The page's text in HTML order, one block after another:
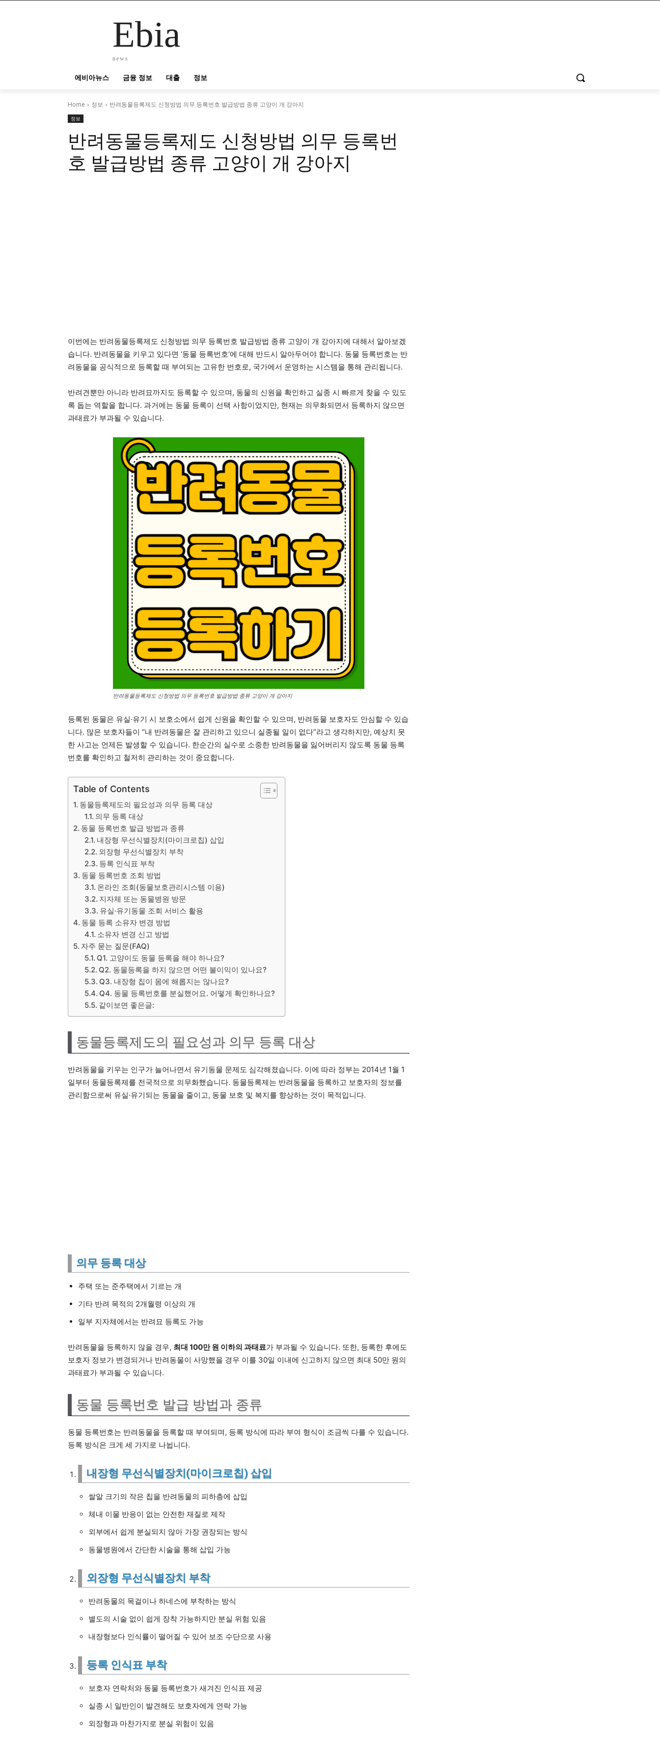
Ebia
news
에비아뉴스 금융 정보 대출 정보
Home 정보 반려동물등록제도 신청방법 의무 등록번호 발급방법 종류 고양이 개 강아지
정보
반려동물등록제도 신청방법 의무 등록번
호 발급방법 종류 고양이 개 강아지
이번에는 반려동물등록제도 신청방법 의무 등록번호 발급방법 종류 고양이 개 강아지에 대해서 알아보겠
습니다. 반려동물을 키우고 있다면 ‘동물 등록번호’에 대해 반드시 알아두어야 합니다. 동물 등록번호는 반
려동물을 공식적으로 등록할 때 부여되는 고유한 번호로, 국가에서 운영하는 시스템을 통해 관리됩니다.
반려견뿐만 아니라 반려묘까지도 등록할 수 있으며, 동물의 신원을 확인하고 실종 시 빠르게 찾을 수 있도
록 돕는 역할을 합니다. 과거에는 동물 등록이 선택 사항이었지만, 현재는 의무화되면서 등록하지 않으면
과태료가 부과될 수 있습니다.
반려동물등록제도 신청방법 의무 등록번호 발급방법 종류 고양이 개 강아지
등록된 동물은 유실·유기 시 보호소에서 쉽게 신원을 확인할 수 있으며, 반려동물 보호자도 안심할 수 있습
니다. 많은 보호자들이 “내 반려동물은 잘 관리하고 있으니 실종될 일이 없다”라고 생각하지만, 예상치 못
한 사고는 언제든 발생할 수 있습니다. 한순간의 실수로 소중한 반려동물을 잃어버리지 않도록 동물 등록
번호를 확인하고 철저히 관리하는 것이 중요합니다.
Table of Contents
동물등록제도의 필요성과 의무 등록 대상
의무 등록 대상
동물 등록번호 발급 방법과 종류
내장형 무선식별장치(마이크로칩) 삽입
외장형 무선식별장치 부착
등록 인식표 부착
동물 등록번호 조회 방법
온라인 조회(동물보호관리시스템 이용)
지자체 또는 동물병원 방문
유실·유기동물 조회 서비스 활용
동물 등록 소유자 변경 방법
소유자 변경 신고 방법
자주 묻는 질문(FAQ)
Q1. 고양이도 동물 등록을 해야 하나요?
Q2. 동물등록을 하지 않으면 어떤 불이익이 있나요?
Q3. 내장형 칩이 몸에 해롭지는 않나요?
Q4. 동물 등록번호를 분실했어요. 어떻게 확인하나요?
같이보면 좋은글:
동물등록제도의 필요성과 의무 등록 대상
반려동물을 키우는 인구가 늘어나면서 유기동물 문제도 심각해졌습니다. 이에 따라 정부는 2014년 1월 1
일부터 동물등록제를 전국적으로 의무화했습니다. 동물등록제는 반려동물을 등록하고 보호자의 정보를
관리함으로써 유실·유기되는 동물을 줄이고, 동물 보호 및 복지를 향상하는 것이 목적입니다.
의무 등록 대상
주택 또는 준주택에서 기르는 개
기타 반려 목적의 2개월령 이상의 개
일부 지자체에서는 반려묘 등록도 가능
반려동물을 등록하지 않을 경우, 최대 100만 원 이하의 과태료가 부과될 수 있습니다. 또한, 등록한 후에도
보호자 정보가 변경되거나 반려동물이 사망했을 경우 이를 30일 이내에 신고하지 않으면 최대 50만 원의
과태료가 부과될 수 있습니다.
동물 등록번호 발급 방법과 종류
동물 등록번호는 반려동물을 등록할 때 부여되며, 등록 방식에 따라 부여 형식이 조금씩 다를 수 있습니다.
등록 방식은 크게 세 가지로 나뉩니다.
내장형 무선식별장치(마이크로칩) 삽입
쌀알 크기의 작은 칩을 반려동물의 피하층에 삽입
체내 이물 반응이 없는 안전한 재질로 제작
외부에서 쉽게 분실되지 않아 가장 권장되는 방식
동물병원에서 간단한 시술을 통해 삽입 가능
외장형 무선식별장치 부착
반려동물의 목걸이나 하네스에 부착하는 방식
별도의 시술 없이 쉽게 장착 가능하지만 분실 위험 있음
내장형보다 인식률이 떨어질 수 있어 보조 수단으로 사용
등록 인식표 부착
보호자 연락처와 동물 등록번호가 새겨진 인식표 제공
실종 시 일반인이 발견해도 보호자에게 연락 가능
외장형과 마찬가지로 분실 위험이 있음